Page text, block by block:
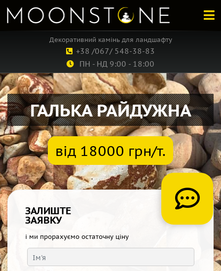
+38 /067/ 548-38-83
Декоративний камінь для ландшафту
ПН - НД 9:00 - 18:00
ГАЛЬКА РАЙДУЖНА
від 18000 грн/т.
ЗАЛИШТЕ
ЗАЯВКУ
і ми прорахуємо остаточну ціну